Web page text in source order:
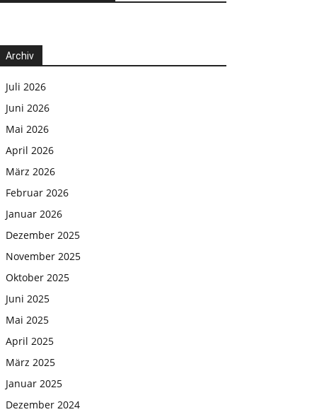
Archiv
Juli 2026
Juni 2026
Mai 2026
April 2026
März 2026
Februar 2026
Januar 2026
Dezember 2025
November 2025
Oktober 2025
Juni 2025
Mai 2025
April 2025
März 2025
Januar 2025
Dezember 2024